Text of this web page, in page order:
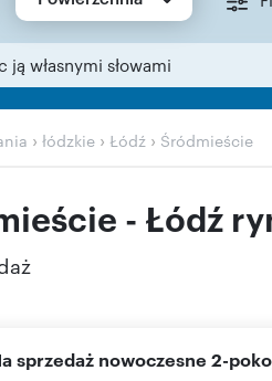
własnymi słowami
› łódzkie › Łódź › Śródmieście
- Łódź
Na sprzedaż nowoczesne 2-